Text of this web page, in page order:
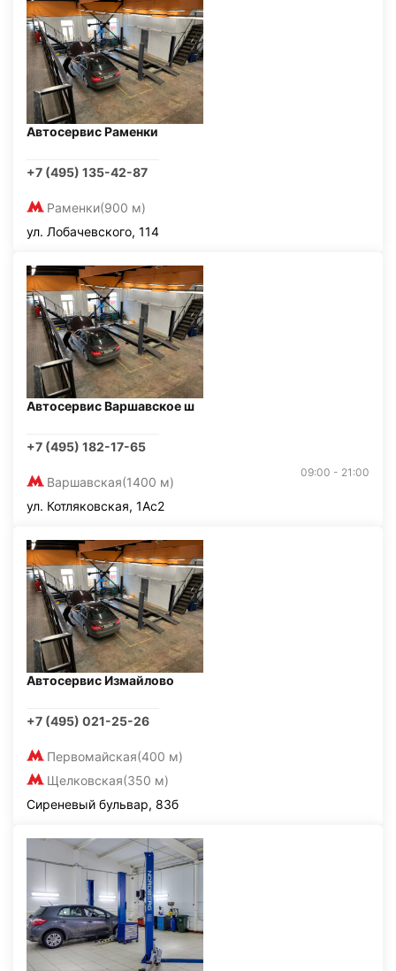
Автосервис Раменки
+7 (495) 135-42-87
Раменки(900 м)
ул. Лобачевского, 114
Автосервис Варшавское ш
+7 (495) 182-17-65
Варшавская(1400 м)
09:00 - 21:00
ул. Котляковская, 1Ас2
Автосервис Измайлово
+7 (495) 021-25-26
Первомайская(400 м)
Щелковская(350 м)
Сиреневый бульвар, 83б